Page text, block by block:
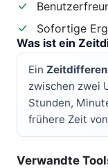
Sofortige
Was ist ein
Ein
zwischen zwei
Stunden,
frühere Zeit
Verwandte